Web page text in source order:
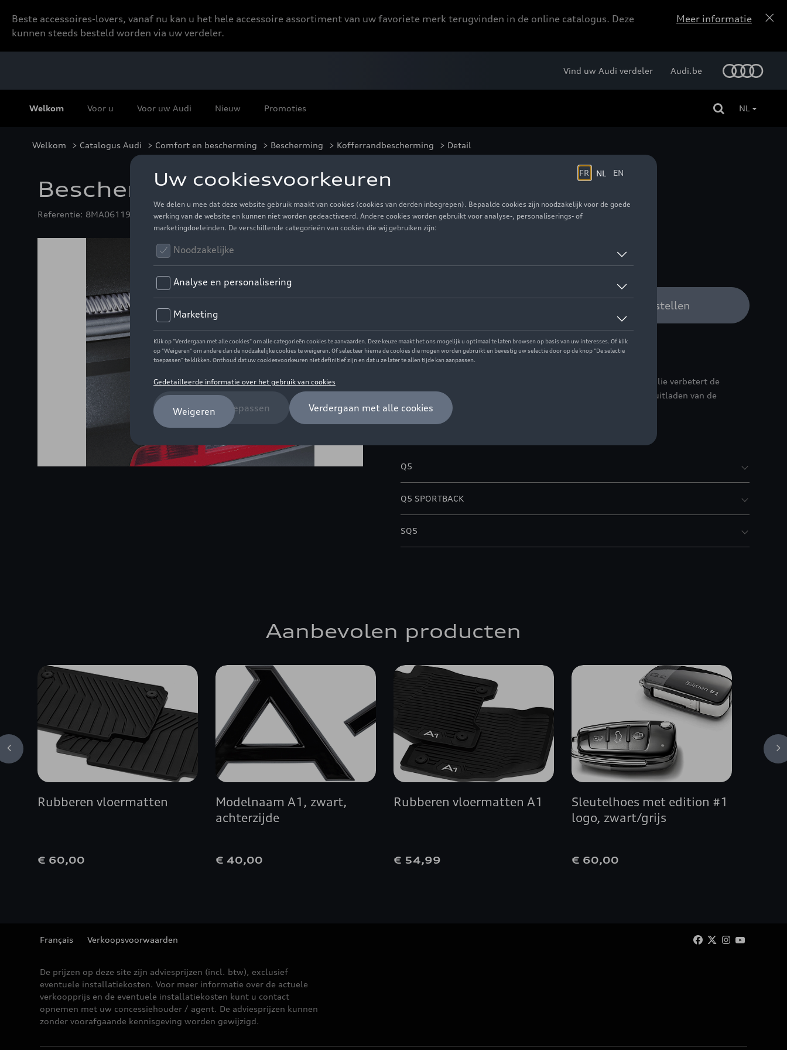
Beste accessoires-lovers, vanaf nu kan u het hele accessoire assortiment van uw favoriete merk terugvinden in de online catalogus. Deze
kunnen steeds besteld worden via uw verdeler.
Meer informatie
Welkom Voor u Voor uw Audi Nieuw Promoties
Vind uw Audi verdeler Audi.be
NL
Welkom > Catalogus Audi > Comfort en bescherming > Bescherming > Kofferrandbescherming > Detail
Beschermingsfolie voor de laaddrempel
Referentie: 8MA061197
Contacteer uw Audi verdeler om te bestellen
Beschrijving
De op maat gemaakte laadrandbescherming van doorzichtig folie verbetert de
bescherming van de bumper tegen beschadiging bij het in- en uitladen van de
bagageruimte.
Q5
Q5 SPORTBACK
SQ5
Aanbevolen producten
Rubberen vloermatten
€ 60,00
Modelnaam A1, zwart,
achterzijde
€ 40,00
Rubberen vloermatten A1
€ 54,99
Sleutelhoes met edition #1
logo, zwart/grijs
€ 60,00
Français Verkoopsvoorwaarden
De prijzen op deze site zijn adviesprijzen (incl. btw), exclusief
eventuele installatiekosten. Voor meer informatie over de actuele
verkoopprijs en de eventuele installatiekosten kunt u contact
opnemen met uw concessiehouder / agent. De adviesprijzen kunnen
zonder voorafgaande kennisgeving worden gewijzigd.